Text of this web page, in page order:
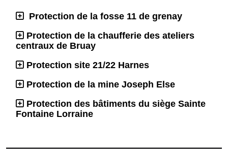
Protection de la fosse 11 de grenay
Protection de la chaufferie des ateliers
centraux de Bruay
Protection site 21/22 Harnes
Protection de la mine Joseph Else
Protection des bâtiments du siège Sainte
Fontaine Lorraine